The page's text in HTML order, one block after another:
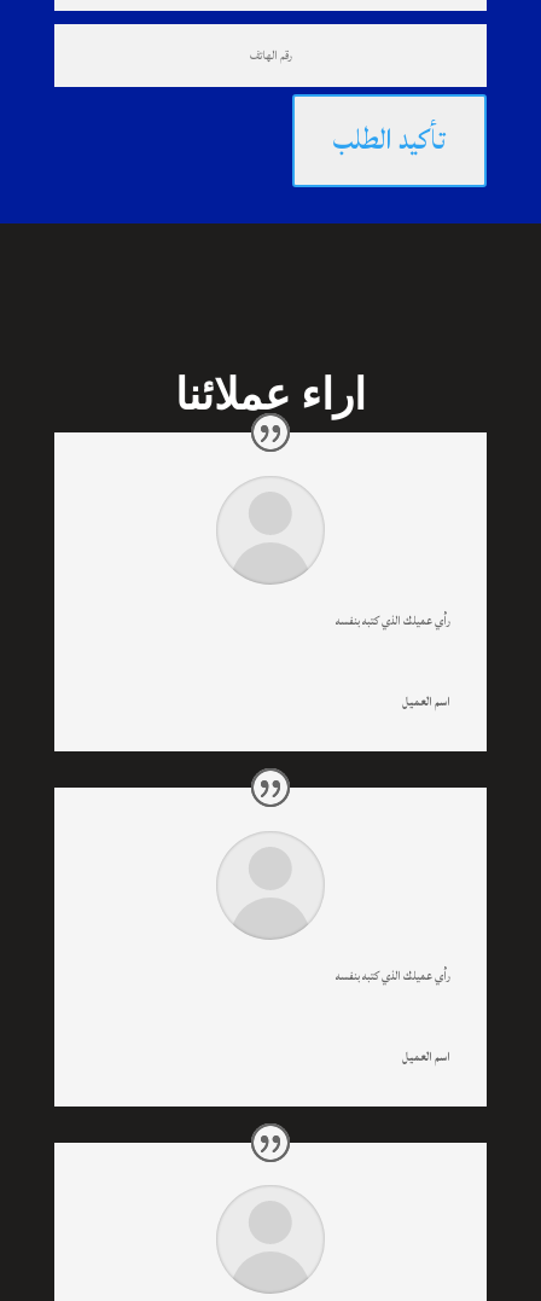
تأكيد الطلب
اراء عملائنا
رأي عميلك الذي كتبه بنفسه
اسم العميل
رأي عميلك الذي كتبه بنفسه
اسم العميل